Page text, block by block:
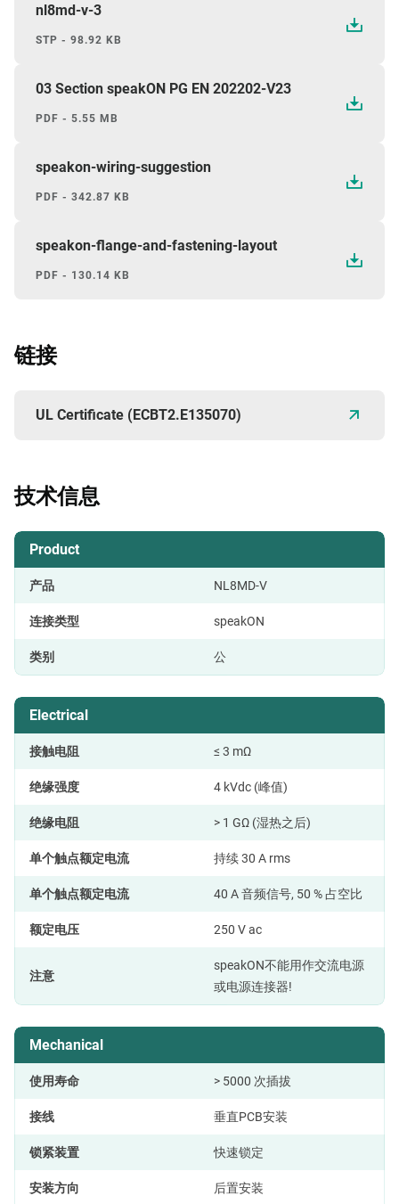
nl8md-v-3
STP - 98.92 KB
03 Section speakON PG EN 202202-V23
PDF - 5.55 MB
speakon-wiring-suggestion
PDF - 342.87 KB
speakon-flange-and-fastening-layout
PDF - 130.14 KB
链接
UL Certificate (ECBT2.E135070)
技术信息
Product
产品 NL8MD-V
连接类型 speakON
类别 公
Electrical
接触电阻 ≤ 3 mΩ
绝缘强度 4 kVdc (峰值)
绝缘电阻 > 1 GΩ (湿热之后)
单个触点额定电流 持续 30 A rms
单个触点额定电流 40 A 音频信号, 50 % 占空比
额定电压 250 V ac
注意
speakON不能用作交流电源
或电源连接器!
Mechanical
使用寿命 > 5000 次插拔
接线 垂直PCB安装
锁紧装置 快速锁定
安装方向 后置安装